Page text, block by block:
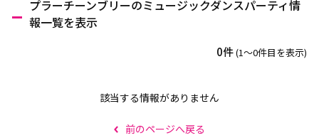
プラーチーンブリーのミュージックダンスパーティ情
報一覧を表示
0件(1〜0件目を表示)
該当する情報がありません
前のページへ戻る